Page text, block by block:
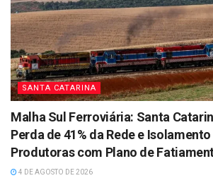
SANTA CATARINA
Malha Sul Ferroviária: Santa
Perda de 41% da Rede e
Produtoras com Plano de
4 DE AGOSTO DE 2026